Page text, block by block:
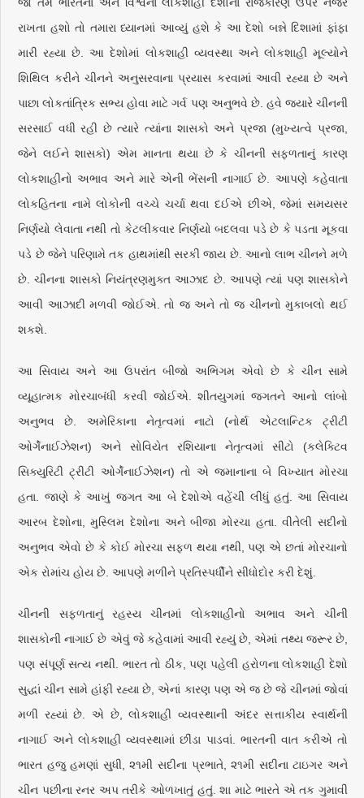
રાખતા હશો તો તમારા ધ્યાનમાં આવ્યું હશે કે આ દેશો બન્ને દિશામાં ફાંફા
મારી રહ્યા છે. આ દેશોમાં લોકશાહી વ્યવસ્થા અને લોકશાહી મૂલ્યોને
શિથિલ કરીને ચીનને અનુસરવાના પ્રયાસ કરવામાં આવી રહ્યા છે અને
પાછા લોકતાંત્રિક સભ્ય હોવા માટે ગર્વ પણ અનુભવે છે. હવે જ્યારે ચીનની
સરસાઈ વધી રહી છે ત્યારે ત્યાંના શાસકો અને પ્રજા (મુખ્યત્વે પ્રજા,
જેને લઈને શાસકો) એમ માનતા થયા છે કે ચીનની સફળતાનું કારણ
લોકશાહીનો અભાવ અને મારે એની ભેંસની નાગાઈ છે. આપણે કહેવાતા
લોકહિતના નામે લોકોની વચ્ચે ચર્ચા થવા દઈએ છીએ, જેમાં સમયસર
નિર્ણયો લેવાતા નથી તો કેટલીકવાર નિર્ણયો બદલવા પડે છે કે પડતા મૂકવા
પડે છે જેને પરિણામે તક હાથમાંથી સરકી જાય છે. આનો લાભ ચીનને મળે
છે. ચીનના શાસકો નિયંત્રણમુક્ત આઝાદ છે. આપણે ત્યાં પણ શાસકોને
આવી આઝાદી મળવી જોઈએ. તો જ અને તો જ ચીનનો મુકાબલો થઈ
શકશે.
આ સિવાય અને આ ઉપરાંત બીજો અભિગમ એવો છે કે ચીન સામે
વ્યૂહાત્મક મોરચાબંધી કરવી જોઈએ. શીતયુગમાં જગતને આનો લાંબો
અનુભવ છે. અમેરિકાના નેતૃત્વમાં નાટો (નોર્થ એટલાન્ટિક ટ્રીટી
ઓર્ગેનાઈઝેશન) અને સોવિયેત રશિયાના નેતૃત્વમાં સીટો (કલેક્ટિવ
સિક્યુરિટી ટ્રીટી ઓર્ગેનાઈઝેશન) તો એ જમાનાના બે વિખ્યાત મોરચા
હતા. જાણે કે આખું જગત આ બે દેશોએ વહેંચી લીધું હતું. આ સિવાય
આરબ દેશોના, મુસ્લિમ દેશોના અને બીજા મોરચા હતા. વીતેલી સદીનો
અનુભવ એવો છે કે કોઈ મોરચા સફળ થયા નથી, પણ એ છતાં મોરચાનો
એક રોમાંચ હોય છે. આપણે મળીને પ્રતિસ્પર્ધીને સીધોદોર કરી દેશું.
ચીનની સફળતાનું રહસ્ય ચીનમાં લોકશાહીનો અભાવ અને ચીની
શાસકોની નાગાઈ છે એવું જે કહેવામાં આવી રહ્યું છે, એમાં તથ્ય જરૂર છે,
પણ સંપૂર્ણ સત્ય નથી. ભારત તો ઠીક, પણ પહેલી હરોળના લોકશાહી દેશો
સુદ્ધાં ચીન સામે હાંફી રહ્યા છે, એનાં કારણ પણ એ જ છે જે ચીનમાં જોવાં
મળી રહ્યાં છે. એ છે, લોકશાહી વ્યવસ્થાની અંદર સત્તાકીય સ્વાર્થની
નાગાઈ અને લોકશાહી વ્યવસ્થામાં છીંડા પાડવાં. ભારતની વાત કરીએ તો
ભારત હજુ હમણાં સુધી, ૨૧મી સદીના પ્રભાતે, ૨૧મી સદીના ટાઇગર અને
ચીન પછીના રનર અપ તરીકે ઓળખાતું હતું. શા માટે ભારતે એ તક ગુમાવી